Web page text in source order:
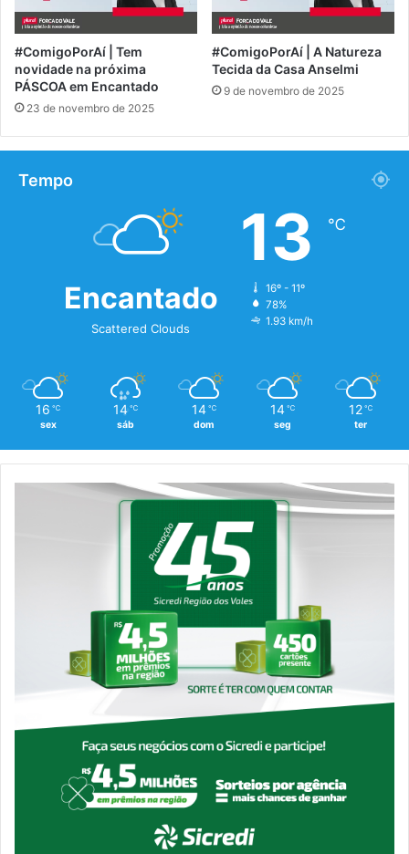
#ComigoPorAí | Tem
novidade na próxima
PÁSCOA em Encantado
23 de novembro de 2025
#ComigoPorAí | A Natureza
Tecida da Casa Anselmi
9 de novembro de 2025
Tempo
Encantado
Scattered Clouds
13 ℃
16º - 11º
78%
1.93 km/h
16 ℃
sex
14 ℃
sáb
14 ℃
dom
14 ℃
seg
12 ℃
ter